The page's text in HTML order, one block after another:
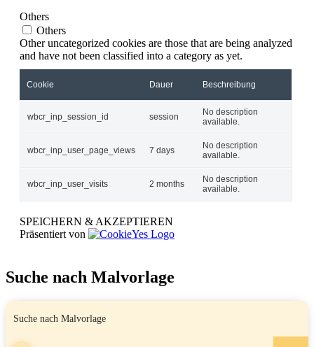
Others
Others
Other uncategorized cookies are those that are being analyzed
and have not been classified into a category as yet.
Cookie Dauer Beschreibung
wbcr_inp_session_id session
No description
available.
wbcr_inp_user_page_views 7 days
No description
available.
wbcr_inp_user_visits 2 months
No description
available.
SPEICHERN & AKZEPTIEREN
Präsentiert von
Suche nach Malvorlage